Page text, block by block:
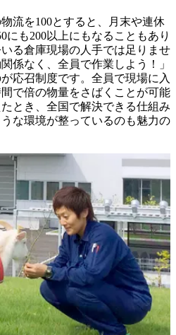
流を100とすると、月末や連休
にも200以上にもなることもあり
る倉庫現場の人手では足りませ
係なく、全員で作業しよう！」
応召制度です。全員で現場に入
で倍の物量をさばくことが可能
とき、全国で解決できる仕組み
な環境が整っているのも魅力の